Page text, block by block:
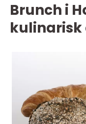
Brunch i
kulinarisk